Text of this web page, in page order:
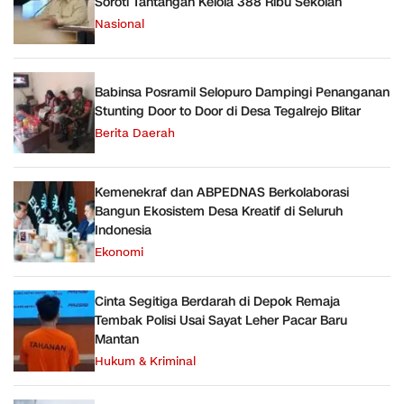
Nasional
Babinsa Posramil Selopuro Dampingi Penanganan
Stunting Door to Door di Desa Tegalrejo Blitar
Berita Daerah
Kemenekraf dan ABPEDNAS Berkolaborasi
Bangun Ekosistem Desa Kreatif di Seluruh
Indonesia
Ekonomi
Cinta Segitiga Berdarah di Depok Remaja
Tembak Polisi Usai Sayat Leher Pacar Baru
Mantan
Hukum & Kriminal